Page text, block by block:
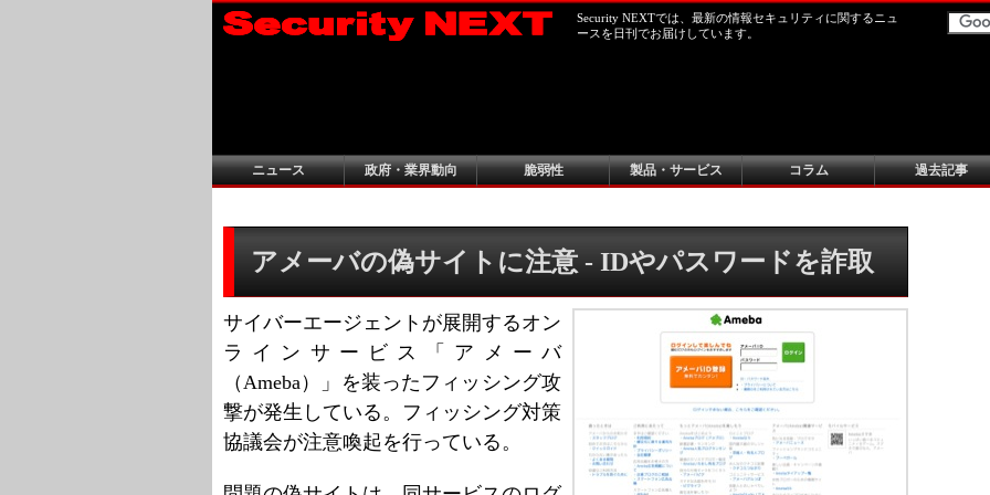
Security NEXTでは、最新の情報セキュリティに関するニュ
ースを日刊でお届けしています。
ニュース 政府・業界動向 脆弱性 製品・サービス コラム 過去記事
アメーバの偽サイトに注意 - IDやパスワードを詐取
サイバーエージェントが展開するオン
ラインサービス「アメーバ
（Ameba）」を装ったフィッシング攻
撃が発生している。フィッシング対策
協議会が注意喚起を行っている。